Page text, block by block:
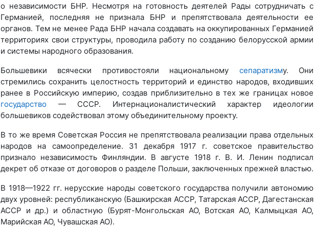
о независимости БНР. Несмотря на готовность деятелей Рады сотрудничать с
Германией, последняя не признала БНР и препятствовала деятельности ее
органов. Тем не менее Рада БНР начала создавать на оккупированных Германией
территориях свои структуры, проводила работу по созданию белорусской армии
и системы народного образования.
Большевики всячески противостояли национальному сепаратизму. Они
стремились сохранить целостность территорий и единство народов, входивших
ранее в Российскую империю, создав приблизительно в тех же границах новое
государство — СССР. Интернационалистический характер идеологии
большевиков содействовал этому объединительному проекту.
В то же время Советская Россия не препятствовала реализации права отдельных
народов на самоопределение. 31 декабря 1917 г. советское правительство
признало независимость Финляндии. В августе 1918 г. В. И. Ленин подписал
декрет об отказе от договоров о разделе Польши, заключенных прежней властью.
В 1918—1922 гг. нерусские народы советского государства получили автономию
двух уровней: республиканскую (Башкирская АССР, Татарская АССР, Дагестанская
АССР и др.) и областную (Бурят-Монгольская АО, Вотская АО, Калмыцкая АО,
Марийская АО, Чувашская АО).